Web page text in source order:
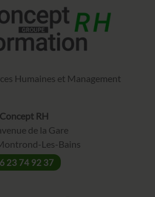
Humaines et Management
Concept RH
de la Gare
Les-Bains
23 74 92 37